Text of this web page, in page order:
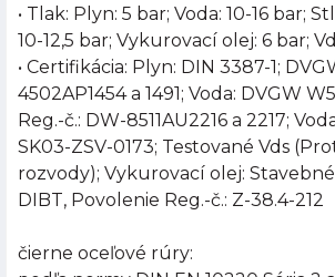
• Tlak: Plyn: 5 bar; Voda: 10-16 bar;
10-12,5 bar; Vykurovací olej: 6 bar;
• Certifikácia: Plyn: DIN 3387-1;
4502AP1454 a 1491; Voda: DVGW
Reg.-č.: DW-8511AU2216 a 2217;
SK03-ZSV-0173; Testované Vds
rozvody); Vykurovací olej:
DIBT, Povolenie Reg.-č.: Z-38.4-212
čierne oceľové rúry: